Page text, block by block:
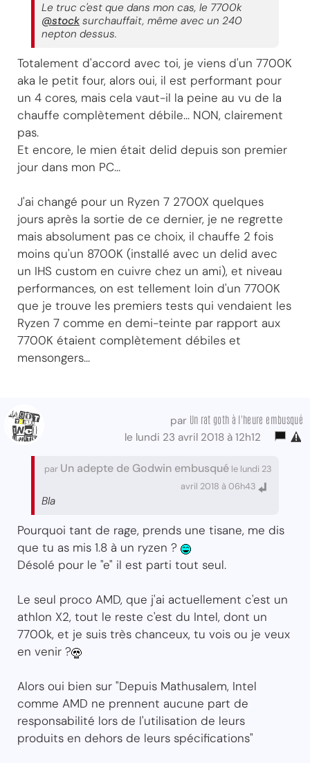
Le truc c'est que dans mon cas, le 7700k
@stock surchauffait, même avec un 240
nepton dessus.
Totalement d'accord avec toi, je viens d'un 7700K
aka le petit four, alors oui, il est performant pour
un 4 cores, mais cela vaut-il la peine au vu de la
chauffe complètement débile... NON, clairement
pas.
Et encore, le mien était delid depuis son premier
jour dans mon PC...
J'ai changé pour un Ryzen 7 2700X quelques
jours après la sortie de ce dernier, je ne regrette
mais absolument pas ce choix, il chauffe 2 fois
moins qu'un 8700K (installé avec un delid avec
un IHS custom en cuivre chez un ami), et niveau
performances, on est tellement loin d'un 7700K
que je trouve les premiers tests qui vendaient les
Ryzen 7 comme en demi-teinte par rapport aux
7700K étaient complètement débiles et
mensongers...
par Un rat goth à l'heure embusqué
le lundi 23 avril 2018 à 12h12
par Un adepte de Godwin embusqué le lundi 23
avril 2018 à 06h43
Bla
Pourquoi tant de rage, prends une tisane, me dis
que tu as mis 1.8 à un ryzen ?
Désolé pour le "e" il est parti tout seul.
Le seul proco AMD, que j'ai actuellement c'est un
athlon X2, tout le reste c'est du Intel, dont un
7700k, et je suis très chanceux, tu vois ou je veux
en venir ?
Alors oui bien sur "Depuis Mathusalem, Intel
comme AMD ne prennent aucune part de
responsabilité lors de l'utilisation de leurs
produits en dehors de leurs spécifications"